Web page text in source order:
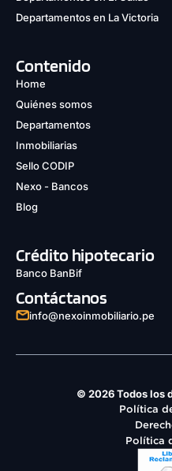
Departamentos en La Victoria
Contenido
Home
Quiénes somos
Departamentos
Inmobiliarias
Sello CODIP
Nexo - Bancos
Blog
Crédito hipotecario
Banco BanBif
Contáctanos
info@nexoinmobiliario.pe
© 2026 Todos los
Política
Política